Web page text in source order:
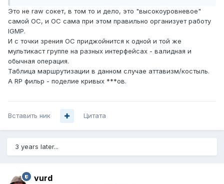
Это не raw сокет, в том то и дело, это "высокоуровневое"
самой ОС, и ОС сама при этом правильно организует работу
IGMP.
И с точки зрения ОС приджойнится к одной и той же
мультикаст группе на разных интерфейсах - валидная и
обычная операция.
Таблица маршрутизации в данном случае аттавизм/костыль.
А RP фильр - поделие кривых ***ов.
Вставить ник Цитата
3 years later...
vurd